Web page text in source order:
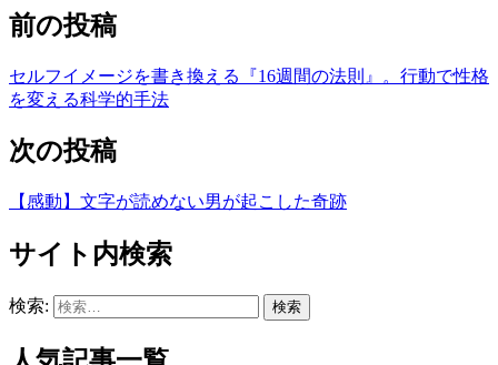
前の投稿
セルフイメージを書き換える『16週間の法則』。行動で性格
を変える科学的手法
次の投稿
【感動】文字が読めない男が起こした奇跡
サイト内検索
検索: